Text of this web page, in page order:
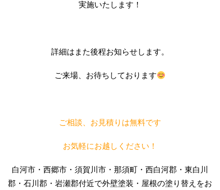
実施いたします！
詳細はまた後程お知らせします。
ご来場、お待ちしております
ご相談、お見積りは無料です
お気軽にお越しください！
白河市・西郷市・須賀川市・那須町・西白河郡・東白川
郡・石川郡・岩瀬郡付近で外壁塗装・屋根の塗り替えをお